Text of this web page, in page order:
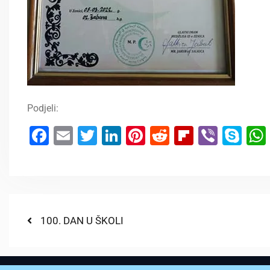
Podjeli:
Facebook
EmailTwitter
LinkedIn
Pinterest
RedditViber
100. DAN U ŠKOLI